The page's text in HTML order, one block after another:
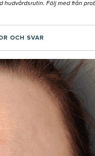
Följ med från
OCH SVAR